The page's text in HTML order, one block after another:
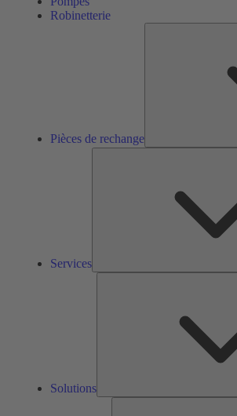
Robinetterie
Pièces de rechange
Services
Solutions